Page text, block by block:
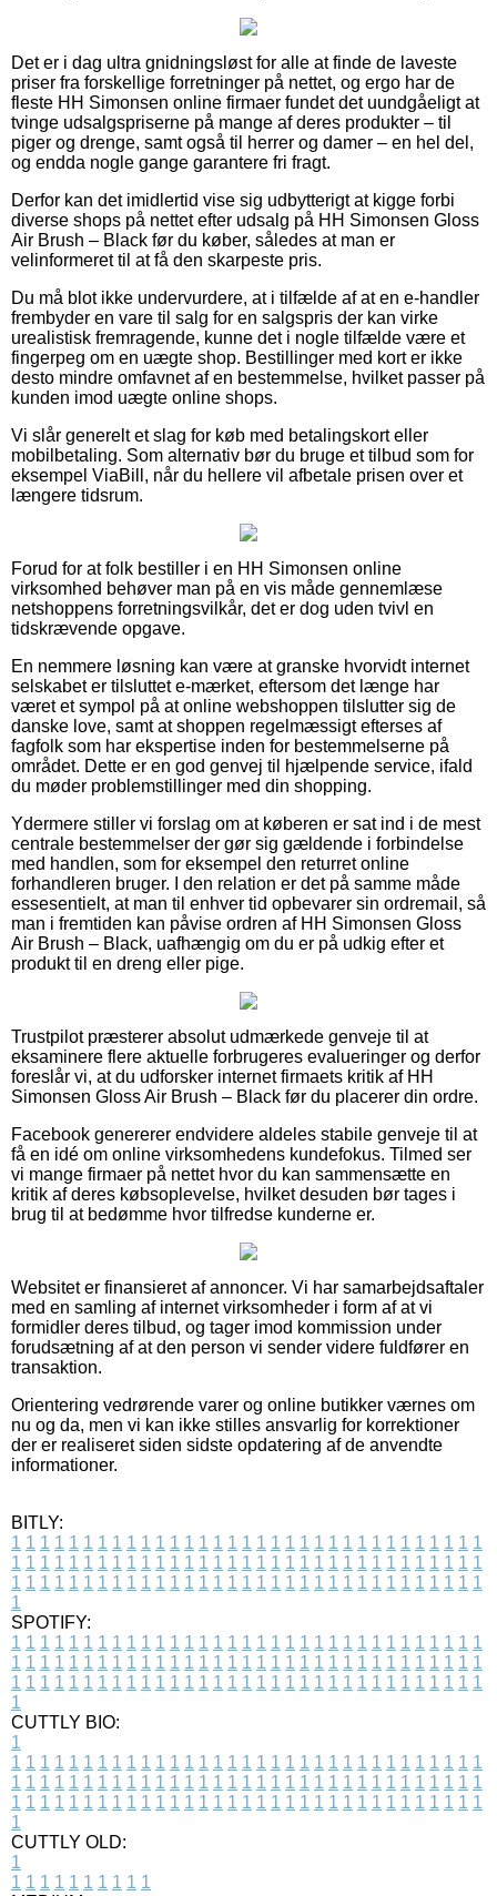
Det er i dag ultra gnidningsløst for alle at finde de laveste
priser fra forskellige forretninger på nettet, og ergo har de
fleste HH Simonsen online firmaer fundet det uundgåeligt at
tvinge udsalgspriserne på mange af deres produkter – til
piger og drenge, samt også til herrer og damer – en hel del,
og endda nogle gange garantere fri fragt.
Derfor kan det imidlertid vise sig udbytterigt at kigge forbi
diverse shops på nettet efter udsalg på HH Simonsen Gloss
Air Brush – Black før du køber, således at man er
velinformeret til at få den skarpeste pris.
Du må blot ikke undervurdere, at i tilfælde af at en e-handler
frembyder en vare til salg for en salgspris der kan virke
urealistisk fremragende, kunne det i nogle tilfælde være et
fingerpeg om en uægte shop. Bestillinger med kort er ikke
desto mindre omfavnet af en bestemmelse, hvilket passer på
kunden imod uægte online shops.
Vi slår generelt et slag for køb med betalingskort eller
mobilbetaling. Som alternativ bør du bruge et tilbud som for
eksempel ViaBill, når du hellere vil afbetale prisen over et
længere tidsrum.
Forud for at folk bestiller i en HH Simonsen online
virksomhed behøver man på en vis måde gennemlæse
netshoppens forretningsvilkår, det er dog uden tvivl en
tidskrævende opgave.
En nemmere løsning kan være at granske hvorvidt internet
selskabet er tilsluttet e-mærket, eftersom det længe har
været et sympol på at online webshoppen tilslutter sig de
danske love, samt at shoppen regelmæssigt efterses af
fagfolk som har ekspertise inden for bestemmelserne på
området. Dette er en god genvej til hjælpende service, ifald
du møder problemstillinger med din shopping.
Ydermere stiller vi forslag om at køberen er sat ind i de mest
centrale bestemmelser der gør sig gældende i forbindelse
med handlen, som for eksempel den returret online
forhandleren bruger. I den relation er det på samme måde
essesentielt, at man til enhver tid opbevarer sin ordremail, så
man i fremtiden kan påvise ordren af HH Simonsen Gloss
Air Brush – Black, uafhængig om du er på udkig efter et
produkt til en dreng eller pige.
Trustpilot præsterer absolut udmærkede genveje til at
eksaminere flere aktuelle forbrugeres evalueringer og derfor
foreslår vi, at du udforsker internet firmaets kritik af HH
Simonsen Gloss Air Brush – Black før du placerer din ordre.
Facebook genererer endvidere aldeles stabile genveje til at
få en idé om online virksomhedens kundefokus. Tilmed ser
vi mange firmaer på nettet hvor du kan sammensætte en
kritik af deres købsoplevelse, hvilket desuden bør tages i
brug til at bedømme hvor tilfredse kunderne er.
Websitet er finansieret af annoncer. Vi har samarbejdsaftaler
med en samling af internet virksomheder i form af at vi
formidler deres tilbud, og tager imod kommission under
forudsætning af at den person vi sender videre fuldfører en
transaktion.
Orientering vedrørende varer og online butikker værnes om
nu og da, men vi kan ikke stilles ansvarlig for korrektioner
der er realiseret siden sidste opdatering af de anvendte
informationer.
BITLY:
1 1 1 1 1 1 1 1 1 1 1 1 1 1 1 1 1 1 1 1 1 1 1 1 1 1 1 1 1 1 1 1 1
1 1 1 1 1 1 1 1 1 1 1 1 1 1 1 1 1 1 1 1 1 1 1 1 1 1 1 1 1 1 1 1 1
1 1 1 1 1 1 1 1 1 1 1 1 1 1 1 1 1 1 1 1 1 1 1 1 1 1 1 1 1 1 1 1 1
1
SPOTIFY:
1 1 1 1 1 1 1 1 1 1 1 1 1 1 1 1 1 1 1 1 1 1 1 1 1 1 1 1 1 1 1 1 1
1 1 1 1 1 1 1 1 1 1 1 1 1 1 1 1 1 1 1 1 1 1 1 1 1 1 1 1 1 1 1 1 1
1 1 1 1 1 1 1 1 1 1 1 1 1 1 1 1 1 1 1 1 1 1 1 1 1 1 1 1 1 1 1 1 1
1
CUTTLY BIO:
1
1 1 1 1 1 1 1 1 1 1 1 1 1 1 1 1 1 1 1 1 1 1 1 1 1 1 1 1 1 1 1 1 1
1 1 1 1 1 1 1 1 1 1 1 1 1 1 1 1 1 1 1 1 1 1 1 1 1 1 1 1 1 1 1 1 1
1 1 1 1 1 1 1 1 1 1 1 1 1 1 1 1 1 1 1 1 1 1 1 1 1 1 1 1 1 1 1 1 1
1
CUTTLY OLD:
1
1 1 1 1 1 1 1 1 1 1